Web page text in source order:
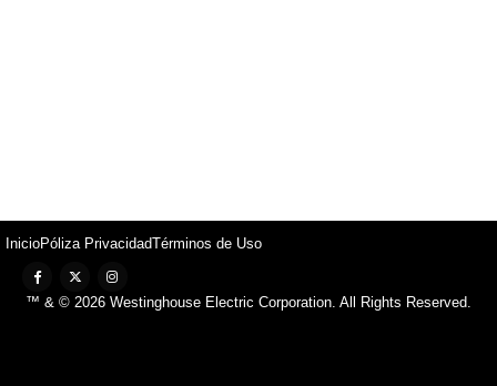
InicioPóliza PrivacidadTérminos de Uso
™ & © 2026 Westinghouse Electric Corporation. All Rights Reserved.